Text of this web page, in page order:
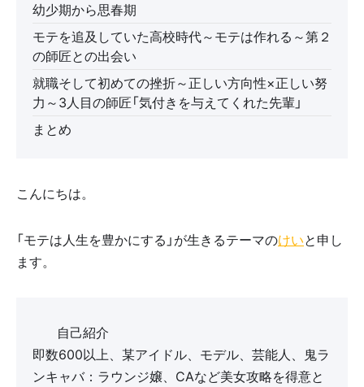
幼少期から思春期
モテを追及していた高校時代～モテは作れる～第２
の師匠との出会い
就職そして初めての挫折～正しい方向性×正しい努
力～3人目の師匠「気付きを与えてくれた先輩」
まとめ
こんにちは。
「モテは人生を豊かにする」が生きるテーマのけいと申し
ます。
🔻自己紹介
即数600以上、某アイドル、モデル、芸能人、鬼ラ
ンキャバ：ラウンジ嬢、CAなど美女攻略を得意と